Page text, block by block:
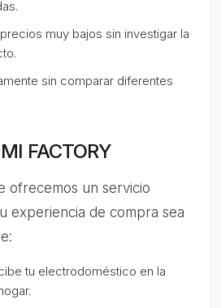
muy bajos sin investigar la
sin comparar diferentes
FACTORY
ofrecemos un servicio
experiencia de compra sea
tu electrodoméstico en la